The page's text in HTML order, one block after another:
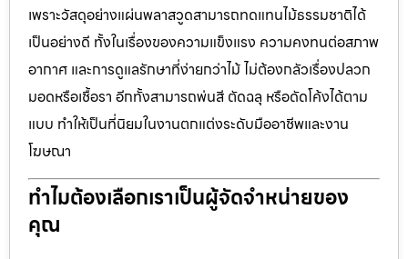
เพราะวัสดุอย่างแผ่นพลาสวูดสามารถทดแทนไม้ธรรมชาติได้
เป็นอย่างดี ทั้งในเรื่องของความแข็งแรง ความคงทนต่อสภาพ
อากาศ และการดูแลรักษาที่ง่ายกว่าไม้ ไม่ต้องกลัวเรื่องปลวก
มอดหรือเชื้อรา อีกทั้งสามารถพ่นสี ตัดฉลุ หรือดัดโค้งได้ตาม
แบบ ทำให้เป็นที่นิยมในงานตกแต่งระดับมืออาชีพและงาน
โฆษณา
ทำไมต้องเลือกเราเป็นผู้จัดจำหน่ายของ
คุณ